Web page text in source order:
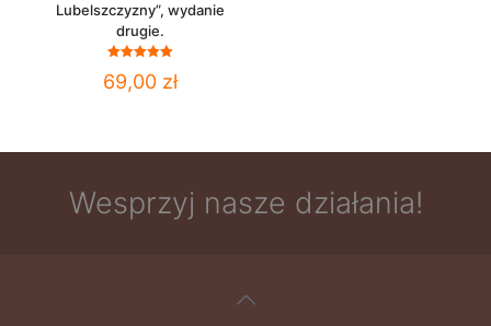
Lubelszczyzny”, wydanie
drugie.
5.00
na 5
69,00 zł
Wesprzyj nasze działania!